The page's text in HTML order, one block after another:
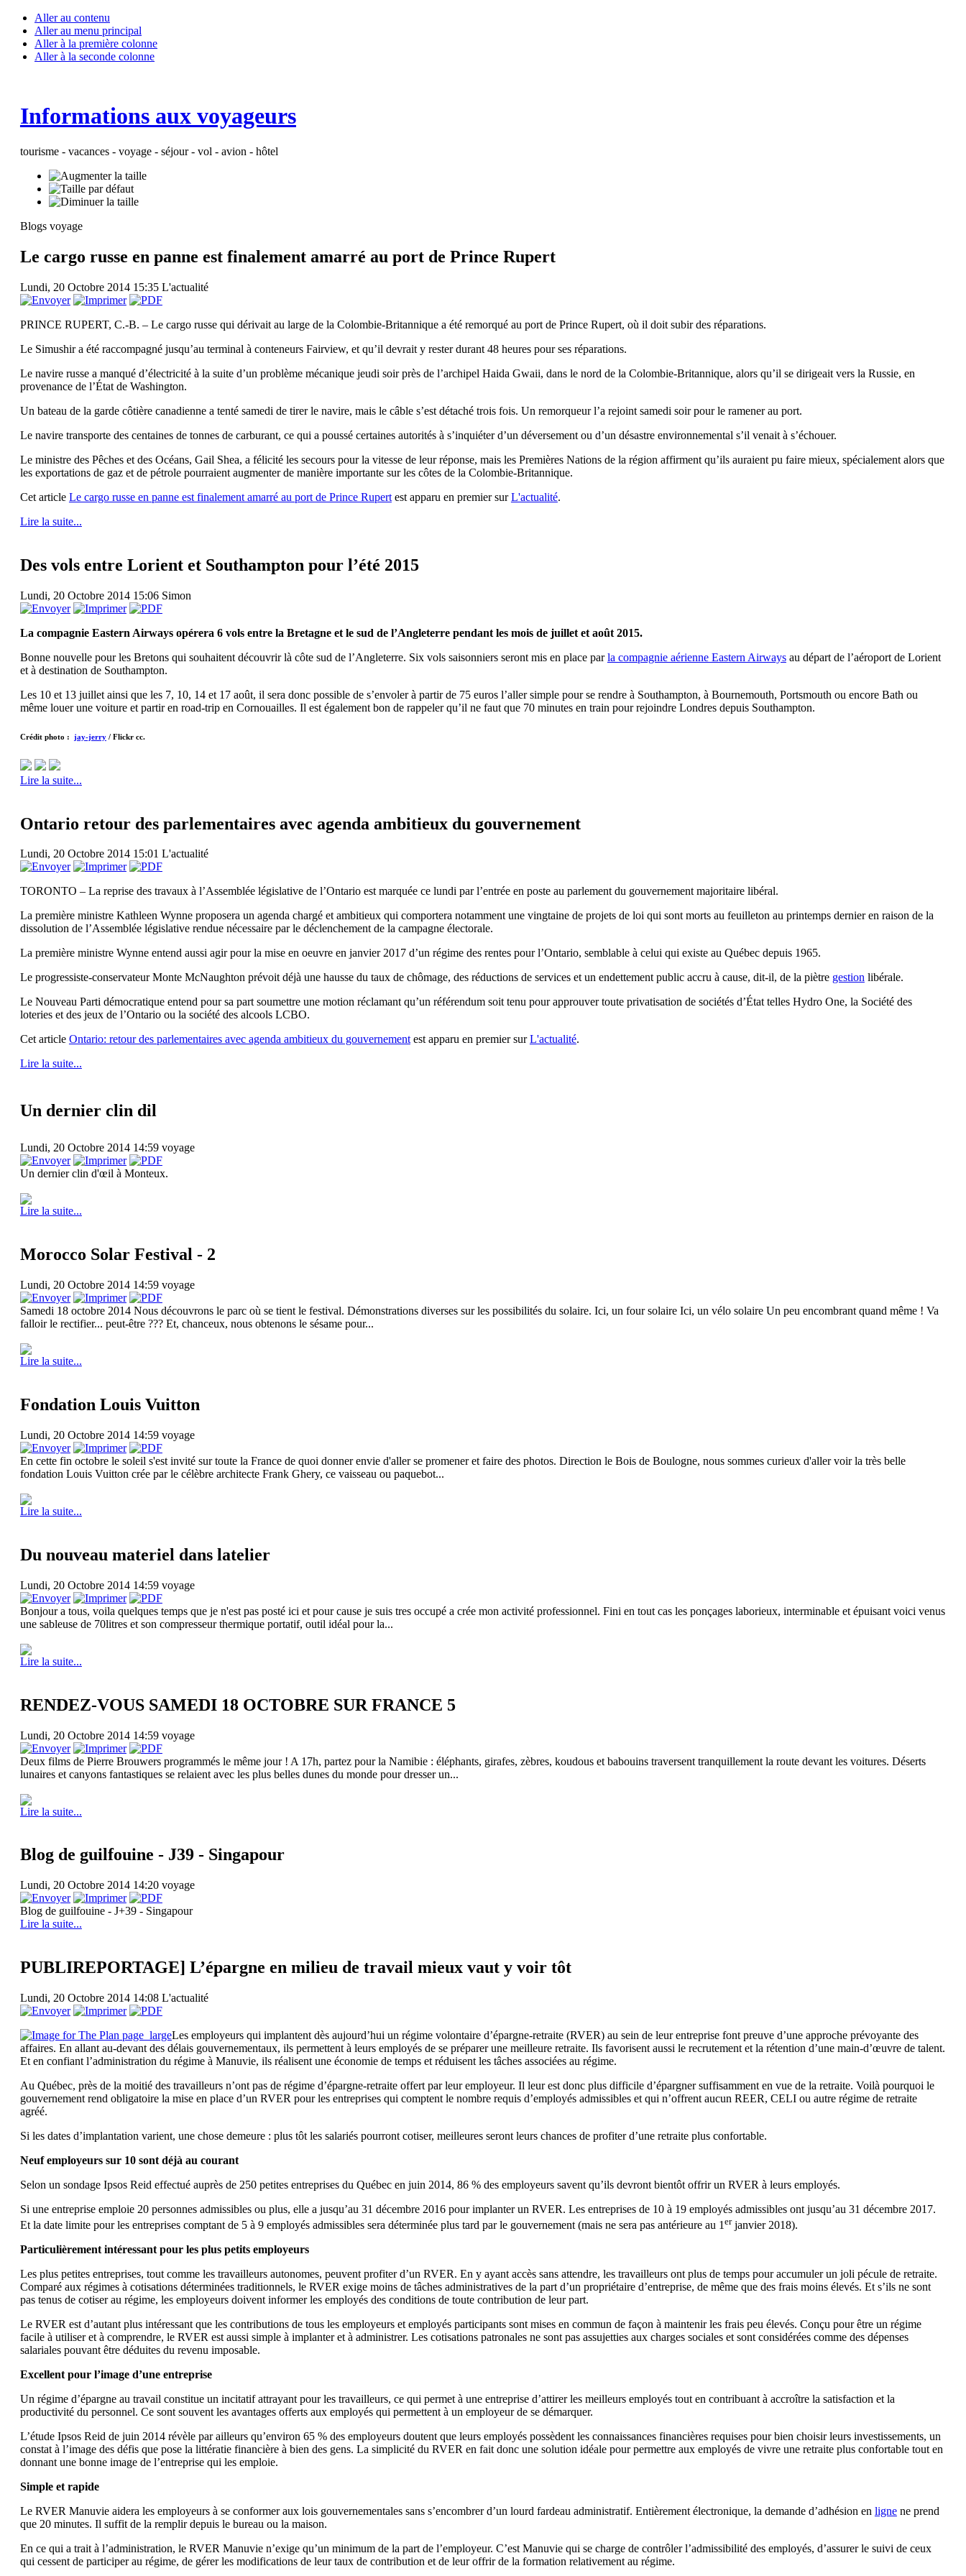
Aller au contenu
Aller au menu principal
Aller à la première colonne
Aller à la seconde colonne
Informations aux voyageurs
tourisme - vacances - voyage - séjour - vol - avion - hôtel
Blogs voyage
Le cargo russe en panne est finalement amarré au port de Prince Rupert
Lundi, 20 Octobre 2014 15:35 L'actualité
PRINCE RUPERT, C.-B. – Le cargo russe qui dérivait au large de la Colombie-Britannique a été remorqué au port de Prince Rupert, où il doit subir des réparations.
Le Simushir a été raccompagné jusqu’au terminal à conteneurs Fairview, et qu’il devrait y rester durant 48 heures pour ses réparations.
Le navire russe a manqué d’électricité à la suite d’un problème mécanique jeudi soir près de l’archipel Haida Gwaii, dans le nord de la Colombie-Britannique, alors qu’il se dirigeait vers la Russie, en
provenance de l’État de Washington.
Un bateau de la garde côtière canadienne a tenté samedi de tirer le navire, mais le câble s’est détaché trois fois. Un remorqueur l’a rejoint samedi soir pour le ramener au port.
Le navire transporte des centaines de tonnes de carburant, ce qui a poussé certaines autorités à s’inquiéter d’un déversement ou d’un désastre environnemental s’il venait à s’échouer.
Le ministre des Pêches et des Océans, Gail Shea, a félicité les secours pour la vitesse de leur réponse, mais les Premières Nations de la région affirment qu’ils auraient pu faire mieux, spécialement alors que
les exportations de gaz et de pétrole pourraient augmenter de manière importante sur les côtes de la Colombie-Britannique.
Cet article Le cargo russe en panne est finalement amarré au port de Prince Rupertest apparu en premier surL'actualité.
Lire la suite...
Des vols entre Lorient et Southampton pour l’été 2015
Lundi, 20 Octobre 2014 15:06 Simon
La compagnie Eastern Airways opérera 6 vols entre la Bretagne et le sud de l’Angleterre pendant les mois de juillet et août 2015.
Bonne nouvelle pour les Bretons qui souhaitent découvrir là côte sud de l’Angleterre. Six vols saisonniers seront mis en place parla compagnie aérienne Eastern Airwaysau départ de l’aéroport de Lorient
et à destination de Southampton.
Les 10 et 13 juillet ainsi que les 7, 10, 14 et 17 août, il sera donc possible de s’envoler à partir de 75 euros l’aller simple pour se rendre à Southampton, à Bournemouth, Portsmouth ou encore Bath ou
même louer une voiture et partir en road-trip en Cornouailles. Il est également bon de rappeler qu’il ne faut que 70 minutes en train pour rejoindre Londres depuis Southampton.
Crédit photo : jay-jerry/ Flickr cc.
Lire la suite...
Ontario retour des parlementaires avec agenda ambitieux du gouvernement
Lundi, 20 Octobre 2014 15:01 L'actualité
TORONTO – La reprise des travaux à l’Assemblée législative de l’Ontario est marquée ce lundi par l’entrée en poste au parlement du gouvernement majoritaire libéral.
La première ministre Kathleen Wynne proposera un agenda chargé et ambitieux qui comportera notamment une vingtaine de projets de loi qui sont morts au feuilleton au printemps dernier en raison de la
dissolution de l’Assemblée législative rendue nécessaire par le déclenchement de la campagne électorale.
La première ministre Wynne entend aussi agir pour la mise en oeuvre en janvier 2017 d’un régime des rentes pour l’Ontario, semblable à celui qui existe au Québec depuis 1965.
Le progressiste-conservateur Monte McNaughton prévoit déjà une hausse du taux de chômage, des réductions de services et un endettement public accru à cause, dit-il, de la piètre gestionlibérale.
Le Nouveau Parti démocratique entend pour sa part soumettre une motion réclamant qu’un référendum soit tenu pour approuver toute privatisation de sociétés d’État telles Hydro One, la Société des
loteries et des jeux de l’Ontario ou la société des alcools LCBO.
Cet article Ontario: retour des parlementaires avec agenda ambitieux du gouvernementest apparu en premier surL'actualité.
Lire la suite...
Un dernier clin dil
Lundi, 20 Octobre 2014 14:59 voyage
Un dernier clin d'œil à Monteux.
Lire la suite...
Morocco Solar Festival - 2
Lundi, 20 Octobre 2014 14:59 voyage
Samedi 18 octobre 2014 Nous découvrons le parc où se tient le festival. Démonstrations diverses sur les possibilités du solaire. Ici, un four solaire Ici, un vélo solaire Un peu encombrant quand même ! Va
falloir le rectifier... peut-être ??? Et, chanceux, nous obtenons le sésame pour...
Lire la suite...
Fondation Louis Vuitton
Lundi, 20 Octobre 2014 14:59 voyage
En cette fin octobre le soleil s'est invité sur toute la France de quoi donner envie d'aller se promener et faire des photos. Direction le Bois de Boulogne, nous sommes curieux d'aller voir la très belle
fondation Louis Vuitton crée par le célèbre architecte Frank Ghery, ce vaisseau ou paquebot...
Lire la suite...
Du nouveau materiel dans latelier
Lundi, 20 Octobre 2014 14:59 voyage
Bonjour a tous, voila quelques temps que je n'est pas posté ici et pour cause je suis tres occupé a crée mon activité professionnel. Fini en tout cas les ponçages laborieux, interminable et épuisant voici venus
une sableuse de 70litres et son compresseur thermique portatif, outil idéal pour la...
Lire la suite...
RENDEZ-VOUS SAMEDI 18 OCTOBRE SUR FRANCE 5
Lundi, 20 Octobre 2014 14:59 voyage
Deux films de Pierre Brouwers programmés le même jour ! A 17h, partez pour la Namibie : éléphants, girafes, zèbres, koudous et babouins traversent tranquillement la route devant les voitures. Déserts
lunaires et canyons fantastiques se relaient avec les plus belles dunes du monde pour dresser un...
Lire la suite...
Blog de guilfouine - J39 - Singapour
Lundi, 20 Octobre 2014 14:20 voyage
Blog de guilfouine - J+39 - Singapour
Lire la suite...
PUBLIREPORTAGE] L’épargne en milieu de travail mieux vaut y voir tôt
Lundi, 20 Octobre 2014 14:08 L'actualité
Les employeurs qui implantent dès aujourd’hui un régime volontaire d’épargne-retraite (RVER) au sein de leur entreprise font preuve d’une approche prévoyante des
affaires. En allant au-devant des délais gouvernementaux, ils permettent à leurs employés de se préparer une meilleure retraite. Ils favorisent aussi le recrutement et la rétention d’une main-d’œuvre de talent.
Et en confiant l’administration du régime à Manuvie, ils réalisent une économie de temps et réduisent les tâches associées au régime.
Au Québec, près de la moitié des travailleurs n’ont pas de régime d’épargne-retraite offert par leur employeur. Il leur est donc plus difficile d’épargner suffisamment en vue de la retraite. Voilà pourquoi le
gouvernement rend obligatoire la mise en place d’un RVER pour les entreprises qui comptent le nombre requis d’employés admissibles et qui n’offrent aucun REER, CELI ou autre régime de retraite
agréé.
Si les dates d’implantation varient, une chose demeure : plus tôt les salariés pourront cotiser, meilleures seront leurs chances de profiter d’une retraite plus confortable.
Neuf employeurs sur 10 sont déjà au courant
Selon un sondage Ipsos Reid effectué auprès de 250 petites entreprises du Québec en juin 2014, 86 % des employeurs savent qu’ils devront bientôt offrir un RVER à leurs employés.
Si une entreprise emploie 20 personnes admissibles ou plus, elle a jusqu’au 31 décembre 2016 pour implanter un RVER. Les entreprises de 10 à 19 employés admissibles ont jusqu’au 31 décembre 2017.
Et la date limite pour les entreprises comptant de 5 à 9 employés admissibles sera déterminée plus tard par le gouvernement (mais ne sera pas antérieure au 1erjanvier 2018).
Particulièrement intéressant pour les plus petits employeurs
Les plus petites entreprises, tout comme les travailleurs autonomes, peuvent profiter d’un RVER. En y ayant accès sans attendre, les travailleurs ont plus de temps pour accumuler un joli pécule de retraite.
Comparé aux régimes à cotisations déterminées traditionnels, le RVER exige moins de tâches administratives de la part d’un propriétaire d’entreprise, de même que des frais moins élevés. Et s’ils ne sont
pas tenus de cotiser au régime, les employeurs doivent informer les employés des conditions de toute contribution de leur part.
Le RVER est d’autant plus intéressant que les contributions de tous les employeurs et employés participants sont mises en commun de façon à maintenir les frais peu élevés. Conçu pour être un régime
facile à utiliser et à comprendre, le RVER est aussi simple à implanter et à administrer. Les cotisations patronales ne sont pas assujetties aux charges sociales et sont considérées comme des dépenses
salariales pouvant être déduites du revenu imposable.
Excellent pour l’image d’une entreprise
Un régime d’épargne au travail constitue un incitatif attrayant pour les travailleurs, ce qui permet à une entreprise d’attirer les meilleurs employés tout en contribuant à accroître la satisfaction et la
productivité du personnel. Ce sont souvent les avantages offerts aux employés qui permettent à un employeur de se démarquer.
L’étude Ipsos Reid de juin 2014 révèle par ailleurs qu’environ 65 % des employeurs doutent que leurs employés possèdent les connaissances financières requises pour bien choisir leurs investissements, un
constat à l’image des défis que pose la littératie financière à bien des gens. La simplicité du RVER en fait donc une solution idéale pour permettre aux employés de vivre une retraite plus confortable tout en
donnant une bonne image de l’entreprise qui les emploie.
Simple et rapide
Le RVER Manuvie aidera les employeurs à se conformer aux lois gouvernementales sans s’encombrer d’un lourd fardeau administratif. Entièrement électronique, la demande d’adhésion en lignene prend
que 20 minutes. Il suffit de la remplir depuis le bureau ou la maison.
En ce qui a trait à l’administration, le RVER Manuvie n’exige qu’un minimum de la part de l’employeur. C’est Manuvie qui se charge de contrôler l’admissibilité des employés, d’assurer le suivi de ceux
qui cessent de participer au régime, de gérer les modifications de leur taux de contribution et de leur offrir de la formation relativement au régime.